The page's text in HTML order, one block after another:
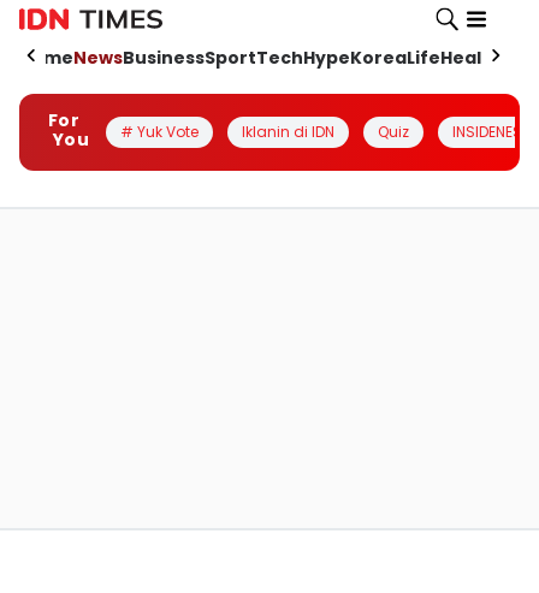
HomeNewsBusinessSportTechHypeKoreaLifeHealth
For
You
# Yuk Vote Iklanin di IDN Quiz INSIDENESIA